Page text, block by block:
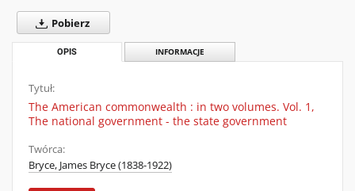
Pobierz
OPIS INFORMACJE
Tytuł:
The American commonwealth : in two volumes. Vol. 1,
The national government - the state government
Twórca:
Bryce, James Bryce (1838-1922)